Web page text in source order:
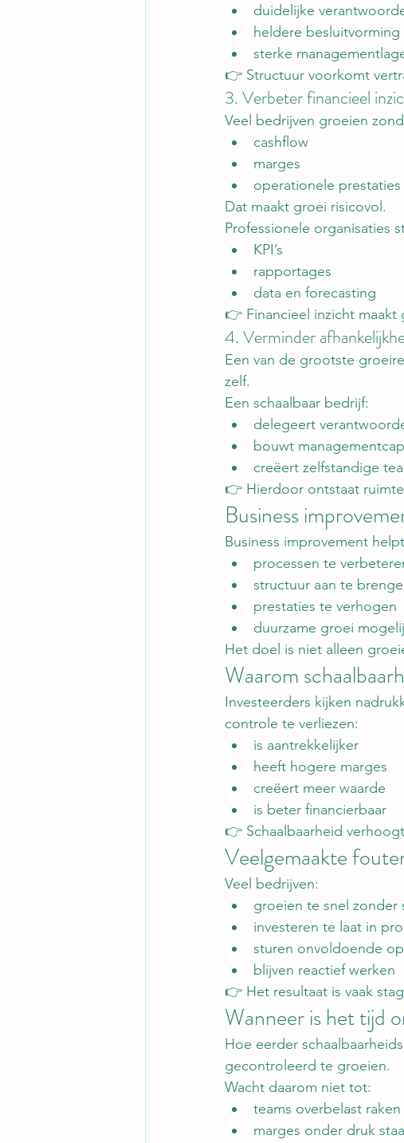
duidelijke
heldere besluitvorming
sterke
👉 Structuur voorkomt
3. Verbeter financieel
Veel bedrijven groeien
cashflow
marges
operationele prestaties
Dat maakt groei risicovol.
Professionele organisaties
KPI’s
rapportages
data en forecasting
👉 Financieel inzicht maakt
4. Verminder
Een van de grootste
zelf.
Een schaalbaar bedrijf:
delegeert
bouwt
creëert zelfstandige
👉 Hierdoor ontstaat
Business
Business improvement
processen te
structuur aan te
prestaties te verhogen
duurzame groei
Het doel is niet alleen
Waarom
Investeerders kijken
controle te verliezen:
is aantrekkelijker
heeft hogere marges
creëert meer waarde
is beter financierbaar
👉 Schaalbaarheid
Veelgemaakte
Veel bedrijven:
groeien te snel zonder
investeren te laat in
sturen onvoldoende
blijven reactief werken
👉 Het resultaat is vaak
Wanneer is het tijd
Hoe eerder
gecontroleerd te groeien.
Wacht daarom niet tot:
teams overbelast raken
marges onder druk